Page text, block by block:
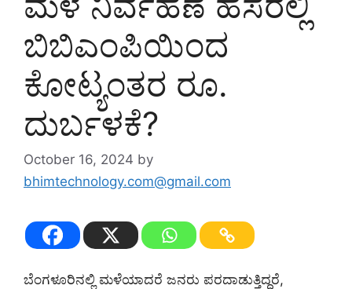
ಬಿಬಿಎಂಪಿಯಿಂದ
ಕೋಟ್ಯಂತರ ರೂ.
ದುರ್ಬಳಕೆ?
October 16, 2024 by
bhimtechnology.com@gmail.com
ಬೆಂಗಳೂರಿನಲ್ಲಿ ಮಳೆಯಾದರೆ ಜನರು ಪರದಾಡುತ್ತಿದ್ದರೆ,